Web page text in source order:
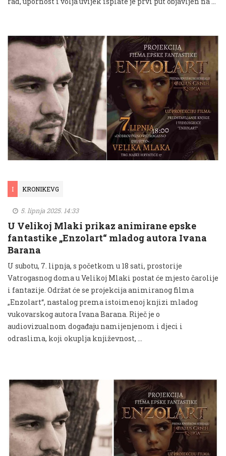
I KRONIKEVG
5. lipnja 2025. 14:33
U Velikoj Mlaki prikaz animirane epske
fantastike „Enzolart“ mladog autora Ivana
Barana
U subotu, 7. lipnja, s početkom u 18 sati, prostorije
Vatrogasnog doma u Velikoj Mlaki postat će mjesto čarolije
i fantazije. Održat će se projekcija animiranog filma
„Enzolart“, nastalog prema istoimenoj knjizi mladog
vukovarskog autora Ivana Barana. Riječ je o
audiovizualnom događaju namijenjenom i djeci i
odraslima, koji okuplja književnost, …